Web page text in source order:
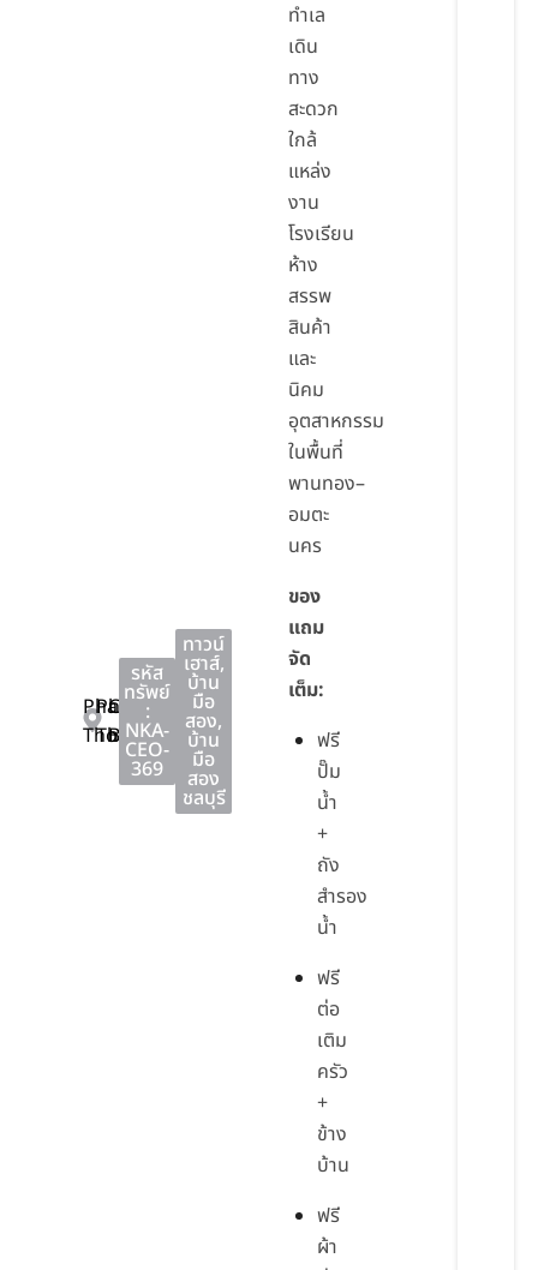
Phan
Thong
Phan
Thong
Chon
Buri
รหัส
ทรัพย์
:
NKA-
CEO-
369
ทาวน์
เฮาส์,
บ้าน
มือ
สอง,
บ้าน
มือ
สอง
ชลบุรี
ทำเล
เดิน
ทาง
สะดวก
ใกล้
แหล่ง
งาน
โรงเรียน
ห้าง
สรรพ
สินค้า
และ
นิคม
อุตสาหกรรม
ในพื้นที่
พานทอง–
อมตะ
นคร
ของ
แถม
จัด
เต็ม:
ฟรี
ปั๊ม
น้ำ
+
ถัง
สำรอง
น้ำ
ฟรี
ต่อ
เติม
ครัว
+
ข้าง
บ้าน
ฟรี
ผ้า